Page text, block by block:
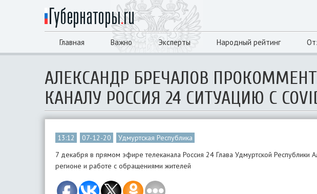
Главная Важно Эксперты Народный рейтинг
АЛЕКСАНДР БРЕЧАЛОВ
КАНАЛУ РОССИЯ 24 СИТУАЦИЮ С
13:12 07-12-20
Удмуртская Республика
7 декабря в прямом эфире телеканала Россия 24 Глава Удмуртской Республики
регионе и работе с обращениями жителей